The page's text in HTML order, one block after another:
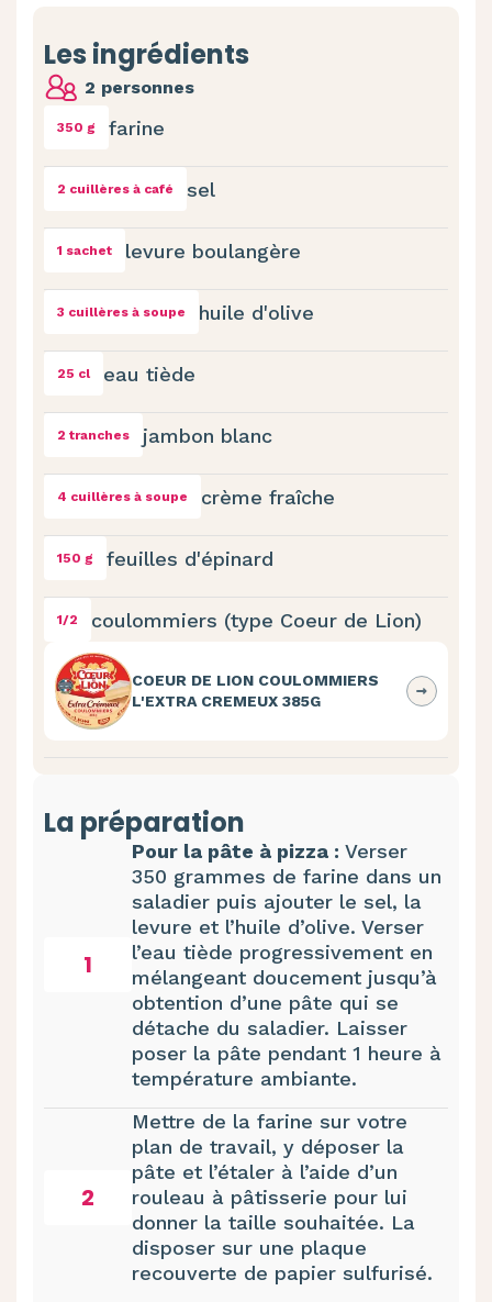
Les ingrédients
2 personnes
350 g farine
2 cuillères à café sel
1 sachet levure boulangère
3 cuillères à soupe huile d'olive
25 cl eau tiède
2 tranches jambon blanc
4 cuillères à soupe crème fraîche
150 g feuilles d'épinard
1/2 coulommiers (type Coeur de Lion)
COEUR DE LION COULOMMIERS
L'EXTRA CREMEUX 385G
La préparation
1
Pour la pâte à pizza : Verser
350 grammes de farine dans un
saladier puis ajouter le sel, la
levure et l’huile d’olive. Verser
l’eau tiède progressivement en
mélangeant doucement jusqu’à
obtention d’une pâte qui se
détache du saladier. Laisser
poser la pâte pendant 1 heure à
température ambiante.
2
Mettre de la farine sur votre
plan de travail, y déposer la
pâte et l’étaler à l’aide d’un
rouleau à pâtisserie pour lui
donner la taille souhaitée. La
disposer sur une plaque
recouverte de papier sulfurisé.